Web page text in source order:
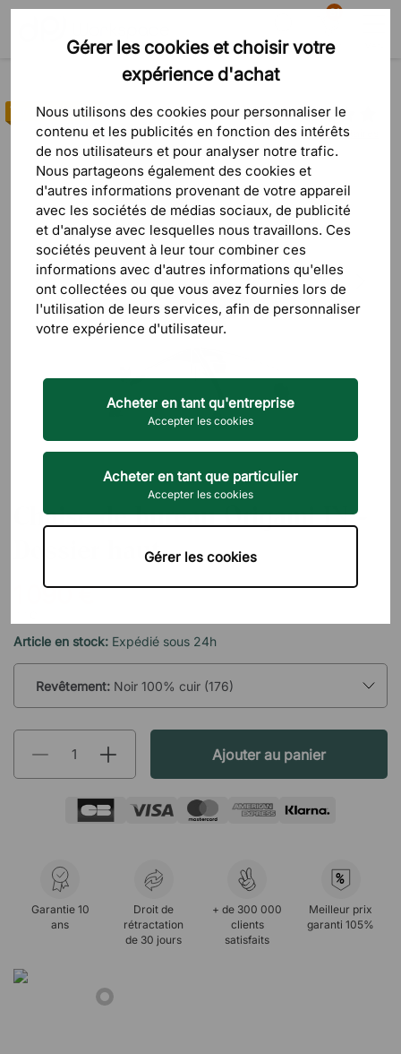
Gérer les cookies et choisir votre
expérience d'achat
Nous utilisons des cookies pour personnaliser le
contenu et les publicités en fonction des intérêts
de nos utilisateurs et pour analyser notre trafic.
Nous partageons également des cookies et
d'autres informations provenant de votre appareil
avec les sociétés de médias sociaux, de publicité
et d'analyse avec lesquelles nous travaillons. Ces
sociétés peuvent à leur tour combiner ces
informations avec d'autres informations qu'elles
ont collectées ou que vous avez fournies lors de
l'utilisation de leurs services, afin de personnaliser
votre expérience d'utilisateur.
Acheter en tant qu'entreprise
Accepter les cookies
Acheter en tant que particulier
Accepter les cookies
Gérer les cookies
Recherche
81
Panier
Chaises de réunion
5 commentaires
Vainqueur du test
ITALIAN FURNITURE
Chaise de bureau Origami IN -
Dossier haut
1 090 €
Article en stock: Expédié sous 24h
Revêtement: Noir 100% cuir (176)
Ajouter au panier
Garantie 10
ans
Droit de
rétractation
de 30 jours
+ de 300 000
clients
satisfaits
%
Meilleur prix
garanti 105%